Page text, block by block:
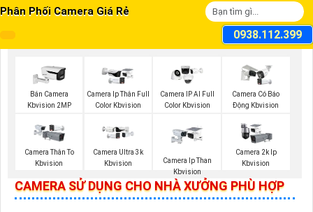
Phân Phối Camera Giá Rẻ
0938.112.399
Bán Camera
Kbvision 2MP
Camera Ip Thân Full
Color Kbvision
Camera IP AI Full
Color Kbvision
Camera Có Báo
Động Kbvision
Camera Thân To
Kbvision
Camera Ultra 3k
Kbvision
Camera Ip Than
Kbvision
Camera 2k Ip
Kbvision
CAMERA SỬ DỤNG CHO NHÀ XƯỞNG PHÙ HỢP